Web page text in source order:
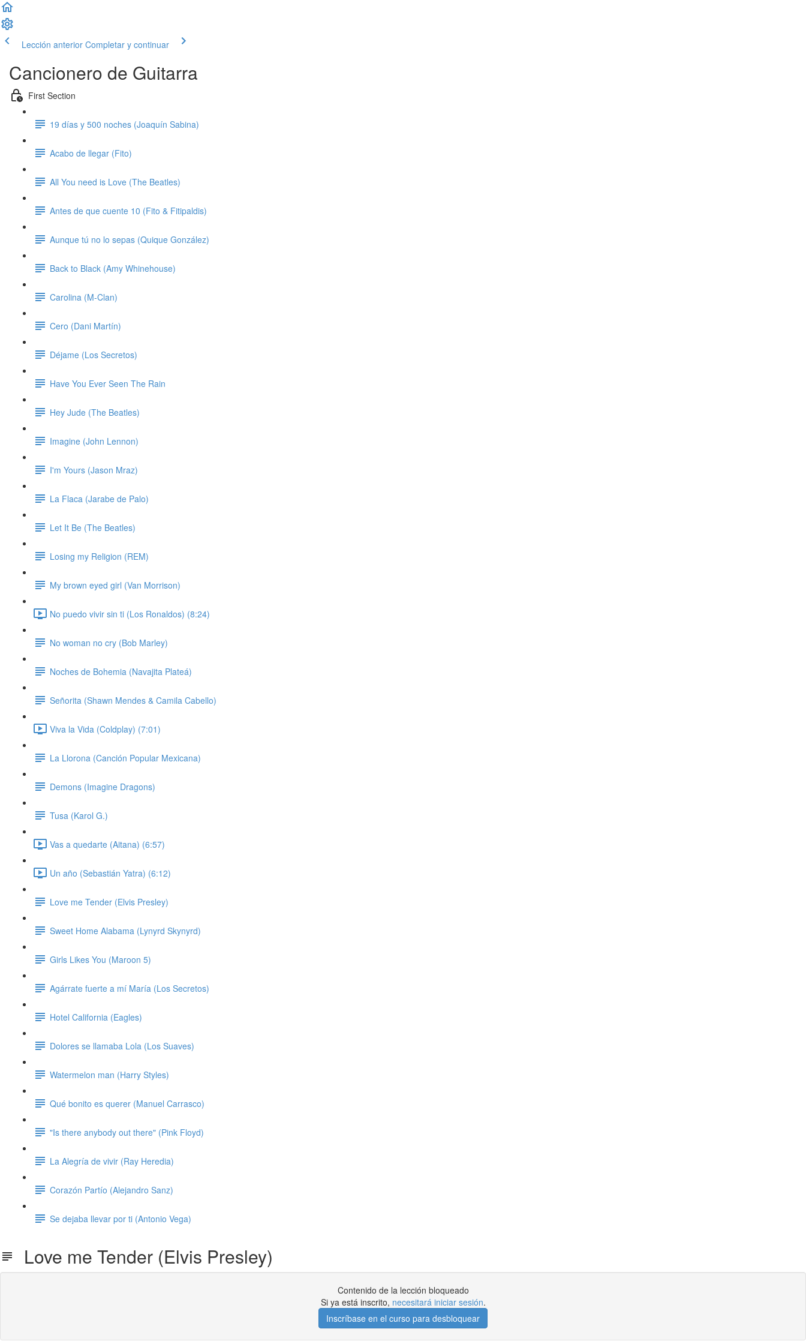
Lección anterior Completar y continuar
Cancionero de Guitarra
First Section
19 días y 500 noches (Joaquín Sabina)
Acabo de llegar (Fito)
All You need is Love (The Beatles)
Antes de que cuente 10 (Fito & Fitipaldis)
Aunque tú no lo sepas (Quique González)
Back to Black (Amy Whinehouse)
Carolina (M-Clan)
Cero (Dani Martín)
Déjame (Los Secretos)
Have You Ever Seen The Rain
Hey Jude (The Beatles)
Imagine (John Lennon)
I'm Yours (Jason Mraz)
La Flaca (Jarabe de Palo)
Let It Be (The Beatles)
Losing my Religion (REM)
My brown eyed girl (Van Morrison)
No puedo vivir sin ti (Los Ronaldos) (8:24)
No woman no cry (Bob Marley)
Noches de Bohemia (Navajita Plateá)
Señorita (Shawn Mendes & Camila Cabello)
Viva la Vida (Coldplay) (7:01)
La Llorona (Canción Popular Mexicana)
Demons (Imagine Dragons)
Tusa (Karol G.)
Vas a quedarte (Aitana) (6:57)
Un año (Sebastián Yatra) (6:12)
Love me Tender (Elvis Presley)
Sweet Home Alabama (Lynyrd Skynyrd)
Girls Likes You (Maroon 5)
Agárrate fuerte a mí María (Los Secretos)
Hotel California (Eagles)
Dolores se llamaba Lola (Los Suaves)
Watermelon man (Harry Styles)
Qué bonito es querer (Manuel Carrasco)
"Is there anybody out there" (Pink Floyd)
La Alegría de vivir (Ray Heredia)
Corazón Partío (Alejandro Sanz)
Se dejaba llevar por ti (Antonio Vega)
Love me Tender (Elvis Presley)
Contenido de la lección bloqueado
Si ya está inscrito, necesitará iniciar sesión.
Inscríbase en el curso para desbloquear